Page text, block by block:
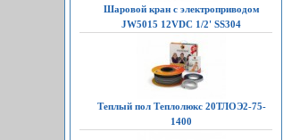
Шаровой кран с электроприводом
JW5015 12VDC 1/2' SS304
Теплый пол Теплолюкс 20ТЛОЭ2-75-
1400